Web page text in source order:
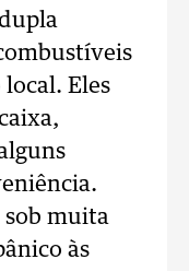
Eles
sob muita
às